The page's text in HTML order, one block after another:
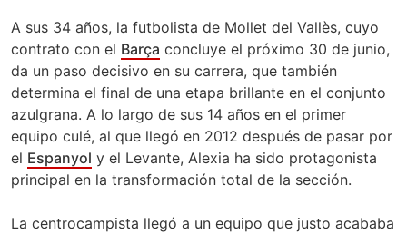
A sus 34 años, la futbolista de Mollet del Vallès, cuyo
contrato con el Barça concluye el próximo 30 de junio,
da un paso decisivo en su carrera, que también
determina el final de una etapa brillante en el conjunto
azulgrana. A lo largo de sus 14 años en el primer
equipo culé, al que llegó en 2012 después de pasar por
el Espanyol y el Levante, Alexia ha sido protagonista
principal en la transformación total de la sección.
La centrocampista llegó a un equipo que justo acababa